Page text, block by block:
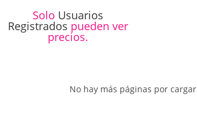
Solo Usuarios
Registrados pueden ver
precios.
No hay más páginas por cargar